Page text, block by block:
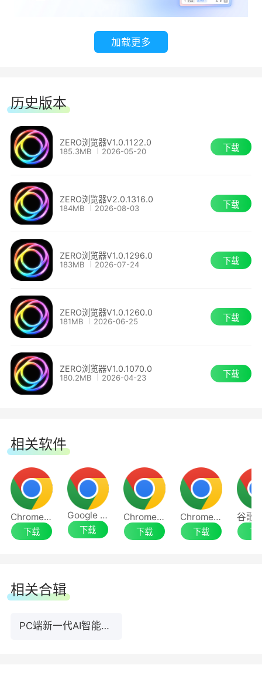
●语音输入：直接说，自动转文字，一个字都不用
敲。
2、AI助手
AI助手，效率大显神通。
●看视频 — 捕捉高能：快速提取精彩内容。
●读文档 — 要点提炼：复杂内容化繁为简。
加载更多
历史版本
ZERO浏览器V1.0.1122.0
185.3MB 2026-05-20 下载
ZERO浏览器V2.0.1316.0
184MB 2026-08-03 下载
ZERO浏览器V1.0.1296.0
183MB 2026-07-24 下载
ZERO浏览器V1.0.1260.0
181MB 2026-06-25 下载
ZERO浏览器V1.0.1070.0
180.2MB 2026-04-23 下载
相关软件
Chrome 64位
下载
Google Chrome
下载
Chrome浏览器最新版
下载
Chrome浏览器
下载 下
相关合辑
PC端新一代AI智能浏览器推荐